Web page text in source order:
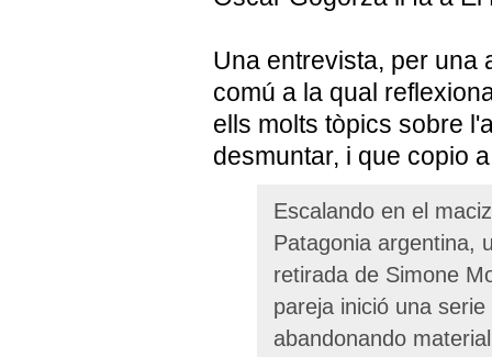
Una entrevista, per una
comú a la qual
ells molts tòpics sobre
desmuntar, i que copio
Escalando en el
Patagonia argentina,
retirada de Simone
pareja inició una
abandonando